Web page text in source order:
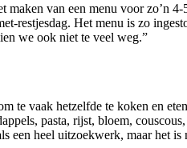
van een menu voor zo’n
restjesdag. Het menu is zo
we ook niet te veel weg.”
te vaak hetzelfde te koken en
pasta, rijst, bloem,
heel uitzoekwerk, maar het is